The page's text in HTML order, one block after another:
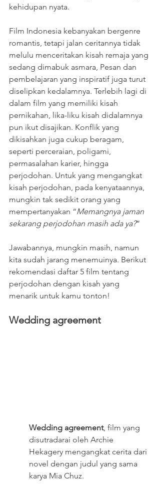
kehidupan nyata.
Film Indonesia kebanyakan bergenre
romantis, tetapi jalan ceritannya tidak
melulu menceritakan kisah remaja yang
sedang dimabuk asmara, Pesan dan
pembelajaran yang inspiratif juga turut
diselipkan kedalamnya. Terlebih lagi di
dalam film yang memiliki kisah
pernikahan, lika-liku kisah didalamnya
pun ikut disajikan. Konflik yang
dikisahkan juga cukup beragam,
seperti perceraian, poligami,
permasalahan karier, hingga
perjodohan. Untuk yang mengangkat
kisah perjodohan, pada kenyataannya,
mungkin tak sedikit orang yang
mempertanyakan “Memangnya jaman
sekarang perjodohan masih ada ya?”
Jawabannya, mungkin masih, namun
kita sudah jarang menemuinya. Berikut
rekomendasi daftar 5 film tentang
perjodohan dengan kisah yang
menarik untuk kamu tonton!
Wedding agreement
Wedding agreement, film yang
disutradarai oleh Archie
Hekagery mengangkat cerita dari
novel dengan judul yang sama
karya Mia Chuz.